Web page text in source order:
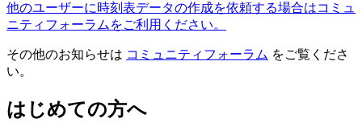
他のユーザーに時刻表データの作成を依頼する場合はコミュ
ニティフォーラムをご利用ください。
その他のお知らせは コミュニティフォーラム をご覧くださ
い。
はじめての方へ